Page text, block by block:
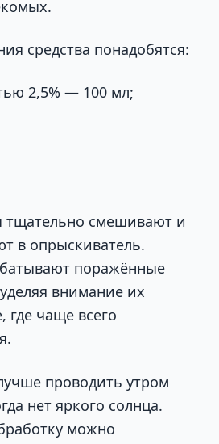
средства понадобятся:
2,5% — 100 мл;
тщательно смешивают и
в опрыскиватель.
поражённые
внимание их
где чаще всего
проводить утром
нет яркого солнца.
можно